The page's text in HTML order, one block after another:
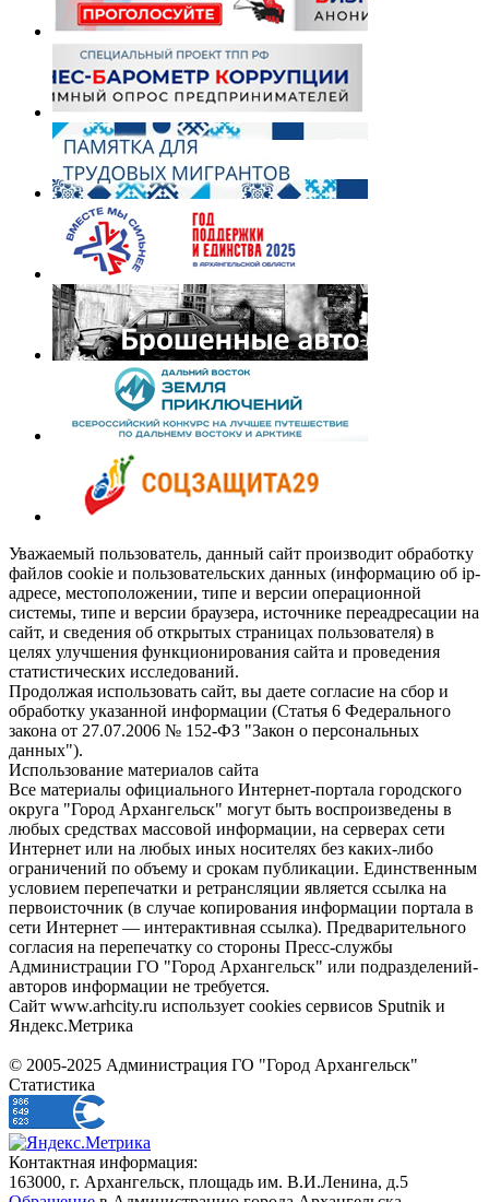
Уважаемый пользователь, данный сайт производит обработку
файлов cookie и пользовательских данных (информацию об ip-
адресе, местоположении, типе и версии операционной
системы, типе и версии браузера, источнике переадресации на
сайт, и сведения об открытых страницах пользователя) в
целях улучшения функционирования сайта и проведения
статистических исследований.
Продолжая использовать сайт, вы даете согласие на сбор и
обработку указанной информации (Статья 6 Федерального
закона от 27.07.2006 № 152-ФЗ "Закон о персональных
данных").
Использование материалов сайта
Все материалы официального Интернет-портала городского
округа "Город Архангельск" могут быть воспроизведены в
любых средствах массовой информации, на серверах сети
Интернет или на любых иных носителях без каких-либо
ограничений по объему и срокам публикации. Единственным
условием перепечатки и ретрансляции является ссылка на
первоисточник (в случае копирования информации портала в
сети Интернет — интерактивная ссылка). Предварительного
согласия на перепечатку со стороны Пресс-службы
Администрации ГО "Город Архангельск" или подразделений-
авторов информации не требуется.
Сайт www.arhcity.ru использует cookies сервисов Sputnik и
Яндекс.Метрика
© 2005-2025 Администрация ГО "Город Архангельск"
Статистика
Контактная информация:
163000, г. Архангельск, площадь им. В.И.Ленина, д.5